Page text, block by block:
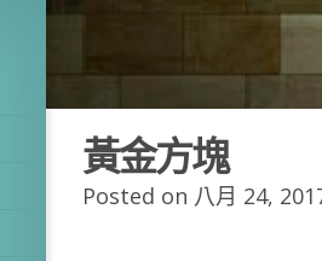
黃金方塊
Posted on 八月 24,